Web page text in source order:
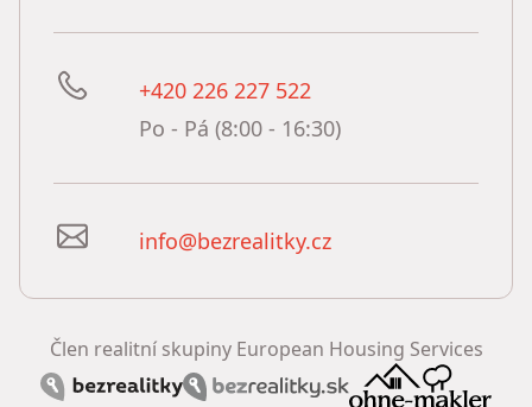
+420 226 227 522
Po - Pá (8:00 - 16:30)
info@bezrealitky.cz
Člen realitní skupiny European Housing Services